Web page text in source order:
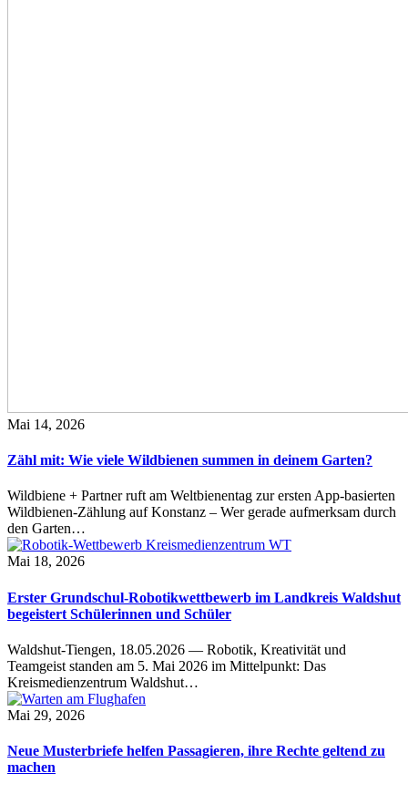
Mai 14, 2026
Zähl mit: Wie viele Wildbienen summen in deinem Garten?
Wildbiene + Partner ruft am Weltbienentag zur ersten App-basierten
Wildbienen-Zählung auf Konstanz – Wer gerade aufmerksam durch
den Garten…
Mai 18, 2026
Erster Grundschul-Robotikwettbewerb im Landkreis Waldshut
begeistert Schülerinnen und Schüler
Waldshut-Tiengen, 18.05.2026 — Robotik, Kreativität und
Teamgeist standen am 5. Mai 2026 im Mittelpunkt: Das
Kreismedienzentrum Waldshut…
Mai 29, 2026
Neue Musterbriefe helfen Passagieren, ihre Rechte geltend zu
machen